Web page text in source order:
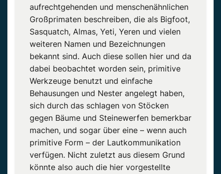
aufrechtgehenden und menschenähnlichen
Großprimaten beschreiben, die als Bigfoot,
Sasquatch, Almas, Yeti, Yeren und vielen
weiteren Namen und Bezeichnungen
bekannt sind. Auch diese sollen hier und da
dabei beobachtet worden sein, primitive
Werkzeuge benutzt und einfache
Behausungen und Nester angelegt haben,
sich durch das schlagen von Stöcken
gegen Bäume und Steinewerfen bemerkbar
machen, und sogar über eine – wenn auch
primitive Form – der Lautkommunikation
verfügen. Nicht zuletzt aus diesem Grund
könnte also auch die hier vorgestellte